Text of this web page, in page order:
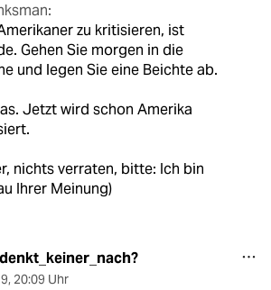
zu kritisieren, ist
Gehen Sie morgen in die
und legen Sie eine Beichte ab.
Jetzt wird schon Amerika
nichts verraten, bitte: Ich bin
Ihrer Meinung)
, 20:09 Uhr